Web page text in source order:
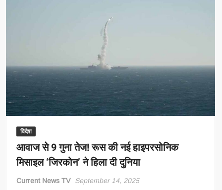
विदेश
आवाज से 9 गुना तेज! रूस की नई हाइपरसोनिक
मिसाइल ‘जिरकोन’ ने हिला दी दुनिया
Current News TV September 14, 2025